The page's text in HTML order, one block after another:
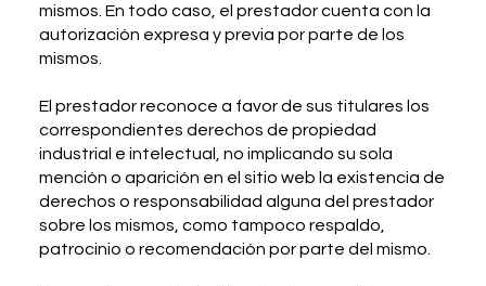
mismos. En todo caso, el prestador cuenta con la
autorización expresa y previa por parte de los
mismos.
El prestador reconoce a favor de sus titulares los
correspondientes derechos de propiedad
industrial e intelectual, no implicando su sola
mención o aparición en el sitio web la existencia de
derechos o responsabilidad alguna del prestador
sobre los mismos, como tampoco respaldo,
patrocinio o recomendación por parte del mismo.